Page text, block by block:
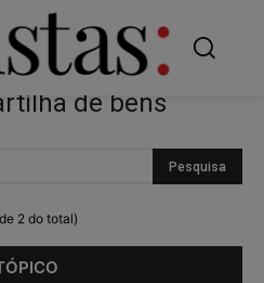
de bens
2 do total)